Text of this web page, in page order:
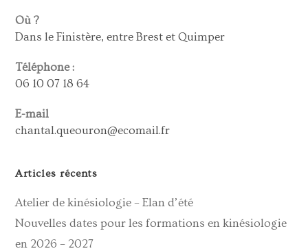
Où ?
Dans le Finistère, entre Brest et Quimper
Téléphone :
06 10 07 18 64
E-mail
chantal.queouron@ecomail.fr
Articles récents
Atelier de kinésiologie – Elan d’été
Nouvelles dates pour les formations en kinésiologie
en 2026 – 2027